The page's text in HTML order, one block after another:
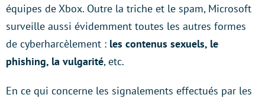
équipes de Xbox. Outre la triche et le spam, Microsoft
surveille aussi évidemment toutes les autres formes
de cyberharcèlement : les contenus sexuels, le
phishing, la vulgarité, etc.
En ce qui concerne les signalements effectués par les